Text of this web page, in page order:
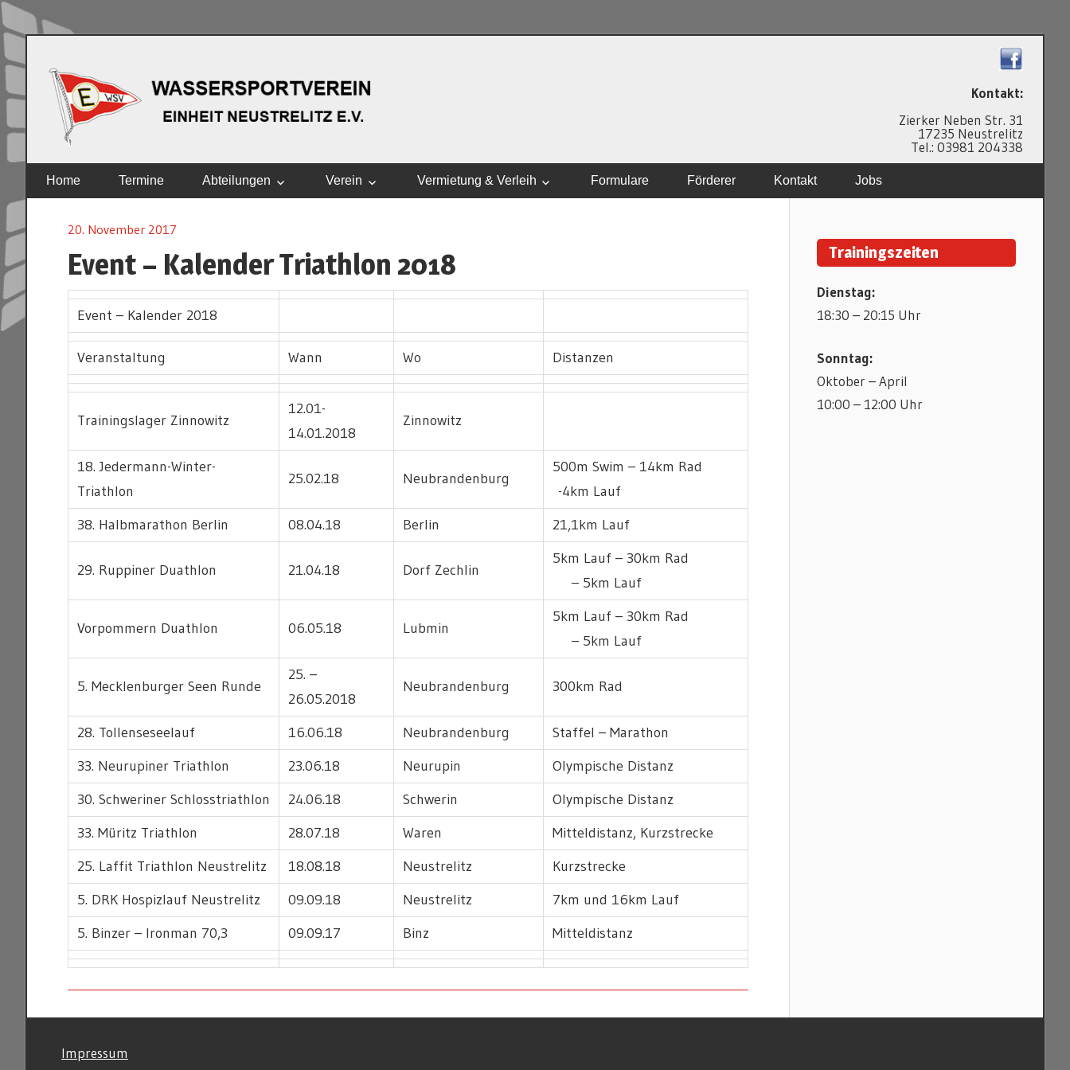
Inhalt
springen
Kontakt:
Zierker Neben Str. 31
17235 Neustrelitz
Tel.: 03981 204338
Home Termine Abteilungen Verein Vermietung & Verleih Formulare Förderer Kontakt Jobs
20. November 2017
Event – Kalender Triathlon 2018
Event – Kalender 2018
Veranstaltung Wann Wo Distanzen
Trainingslager Zinnowitz
12.01-
14.01.2018
Zinnowitz
18. Jedermann-Winter-
Triathlon
25.02.18 Neubrandenburg
500m Swim – 14km Rad
-4km Lauf
38. Halbmarathon Berlin
08.04.18 Berlin 21,1km Lauf
29. Ruppiner Duathlon 21.04.18 Dorf Zechlin
5km Lauf – 30km Rad
– 5km Lauf
Vorpommern Duathlon 06.05.18 Lubmin
5km Lauf – 30km Rad
– 5km Lauf
5. Mecklenburger Seen Runde
25. –
26.05.2018
Neubrandenburg 300km Rad
28. Tollenseseelauf 16.06.18 Neubrandenburg
Staffel – Marathon
33. Neurupiner Triathlon
23.06.18 Neurupin
Olympische Distanz
30. Schweriner Schlosstriathlon
24.06.18 Schwerin
Olympische Distanz
33. Müritz Triathlon
28.07.18 Waren
Mitteldistanz, Kurzstrecke
25. Laffit Triathlon Neustrelitz
18.08.18 Neustrelitz
Kurzstrecke
5. DRK Hospizlauf Neustrelitz
09.09.18 Neustrelitz
7km und 16km Lauf
5. Binzer – Ironman 70,3
09.09.17 Binz Mitteldistanz
Trainingszeiten
Dienstag:
18:30 – 20:15 Uhr
Sonntag:
Oktober – April
10:00 – 12:00 Uhr
Impressum